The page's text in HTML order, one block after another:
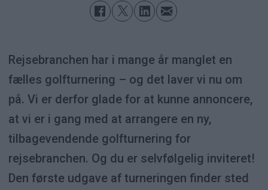
Rejsebranchen har i mange år manglet en
fælles golfturnering – og det laver vi nu om
på. Vi er derfor glade for at kunne annoncere,
at vi er i gang med at arrangere en ny,
tilbagevendende golfturnering for
rejsebranchen. Og du er selvfølgelig inviteret!
Den første udgave af turneringen finder sted